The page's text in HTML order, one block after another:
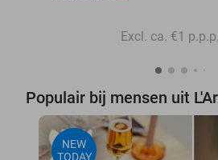
Excl. ca. €1
Populair bij mensen uit
NEW
TODAY